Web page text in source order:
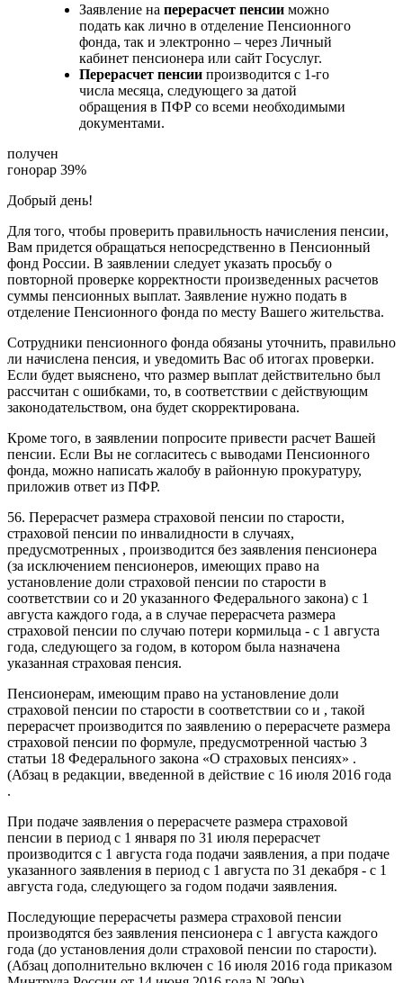
Заявление на перерасчет пенсии можно
подать как лично в отделение Пенсионного
фонда, так и электронно – через Личный
кабинет пенсионера или сайт Госуслуг.
Перерасчет пенсии производится с 1-го
числа месяца, следующего за датой
обращения в ПФР со всеми необходимыми
документами.
получен
гонорар 39%
Добрый день!
Для того, чтобы проверить правильность начисления пенсии,
Вам придется обращаться непосредственно в Пенсионный
фонд России. В заявлении следует указать просьбу о
повторной проверке корректности произведенных расчетов
суммы пенсионных выплат. Заявление нужно подать в
отделение Пенсионного фонда по месту Вашего жительства.
Сотрудники пенсионного фонда обязаны уточнить, правильно
ли начислена пенсия, и уведомить Вас об итогах проверки.
Если будет выяснено, что размер выплат действительно был
рассчитан с ошибками, то, в соответствии с действующим
законодательством, она будет скорректирована.
Кроме того, в заявлении попросите привести расчет Вашей
пенсии. Если Вы не согласитесь с выводами Пенсионного
фонда, можно написать жалобу в районную прокуратуру,
приложив ответ из ПФР.
56. Перерасчет размера страховой пенсии по старости,
страховой пенсии по инвалидности в случаях,
предусмотренных , производится без заявления пенсионера
(за исключением пенсионеров, имеющих право на
установление доли страховой пенсии по старости в
соответствии со и 20 указанного Федерального закона) с 1
августа каждого года, а в случае перерасчета размера
страховой пенсии по случаю потери кормильца - с 1 августа
года, следующего за годом, в котором была назначена
указанная страховая пенсия.
Пенсионерам, имеющим право на установление доли
страховой пенсии по старости в соответствии со и , такой
перерасчет производится по заявлению о перерасчете размера
страховой пенсии по формуле, предусмотренной частью 3
статьи 18 Федерального закона «О страховых пенсиях» .
(Абзац в редакции, введенной в действие с 16 июля 2016 года
.
При подаче заявления о перерасчете размера страховой
пенсии в период с 1 января по 31 июля перерасчет
производится с 1 августа года подачи заявления, а при подаче
указанного заявления в период с 1 августа по 31 декабря - с 1
августа года, следующего за годом подачи заявления.
Последующие перерасчеты размера страховой пенсии
производятся без заявления пенсионера с 1 августа каждого
года (до установления доли страховой пенсии по старости).
(Абзац дополнительно включен с 16 июля 2016 года приказом